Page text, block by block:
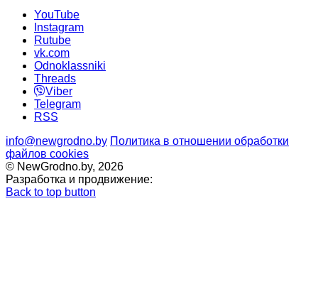
YouTube
Instagram
Rutube
vk.com
Odnoklassniki
Threads
Viber
Telegram
RSS
info@newgrodno.by Политика в отношении обработки
файлов cookies
© NewGrodno.by, 2026
Разработка и продвижение:
Back to top button